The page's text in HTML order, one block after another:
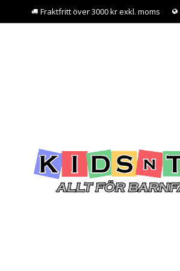
Fraktfritt över 3000 kr exkl. moms